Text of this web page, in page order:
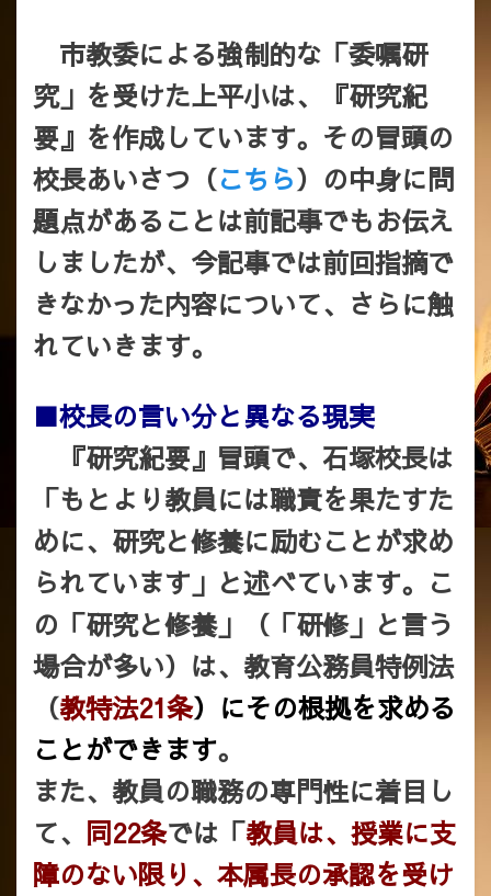
市教委による強制的な「委嘱研
究」を受けた上平小は、『研究紀
要』を作成しています。その冒頭の
校長あいさつ（こちら）の中身に問
題点があることは前記事でもお伝え
しましたが、今記事では前回指摘で
きなかった内容について、さらに触
れていきます。
■校長の言い分と異なる現実
『研究紀要』冒頭で、石塚校長は
「もとより教員には職責を果たすた
めに、研究と修養に励むことが求め
られています」と述べています。こ
の「研究と修養」（「研修」と言う
場合が多い）は、教育公務員特例法
（教特法21条）にその根拠を求める
ことができます。
また、教員の職務の専門性に着目し
て、 同22条では「教員は、授業に支
障のない限り、本属長の承認を受け